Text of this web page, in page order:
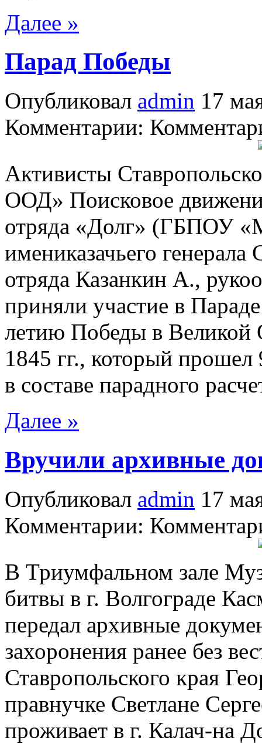
Далее »
Парад Победы
Опубликовал admin 17
Комментарии:
Активисты
ООД» Поисковое
отряда «Долг» (ГБПОУ
имениказачьего
отряда Казанкин А.,
приняли участие в
летию Победы в Великой
1845 гг., который прошел
в составе парадного
Далее »
Вручили архивные
Опубликовал admin 17
Комментарии:
В Триумфальном зале
битвы в г. Волгограде
передал архивные
захоронения ранее без
Ставропольского края
правнучке Светлане
проживает в г. Калач-на